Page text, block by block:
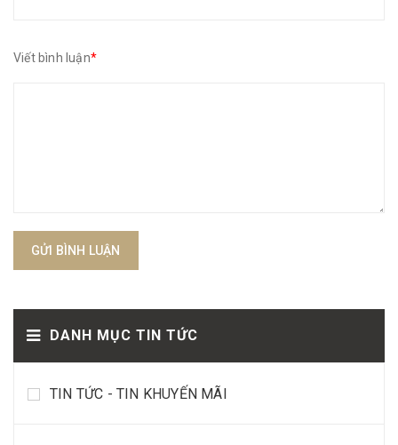
DANH MỤC TIN TỨC
TIN TỨC - TIN KHUYẾN MÃI
Viết bình luận*
GỬI BÌNH LUẬN